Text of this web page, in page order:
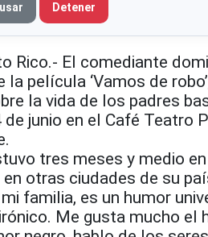
Detener
Rico.- El comediante
película ‘Vamos de
la vida de los padres
junio en el Café Teatro
tres meses y medio
otras ciudades de su
familia, es un humor
Me gusta mucho el